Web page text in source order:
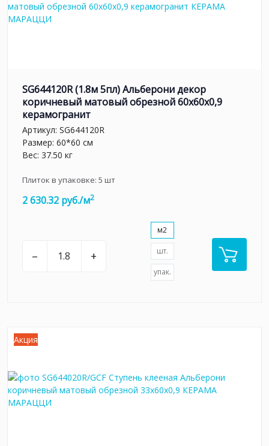
SG644120R (1.8м 5пл) Альберони декор
коричневый матовый обрезной 60x60x0,9
керамогранит
Артикул: SG644120R
Размер: 60*60 см
Вес: 37.50 кг
Плиток в упаковке: 5 шт
2 630.32 руб./м2
– +
м2
шт.
упак.
Акция